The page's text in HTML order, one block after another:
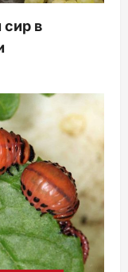
сир в